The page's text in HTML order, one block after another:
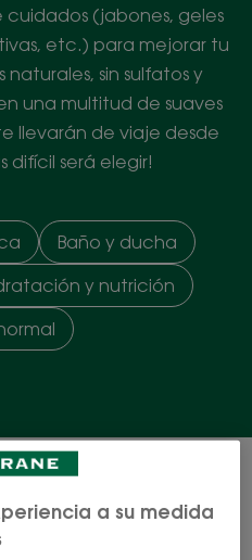
(jabones, geles
etc.) para mejorar tu
naturales, sin sulfatos y
una multitud de suaves
llevarán de viaje desde
difícil será elegir!
Baño y ducha
y nutrición
Crema
a su medida